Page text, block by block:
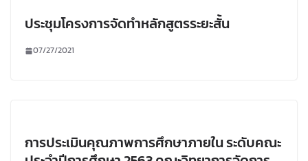
ประชุมโครงการจัดทำหลักสูตรระยะสั้น
07/27/2021
การประเมินคุณภาพการศึกษาภายใน ระดับคณะ